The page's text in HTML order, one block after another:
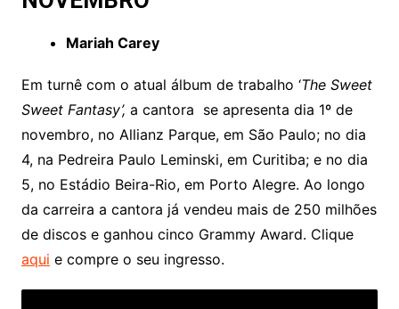
Mariah Carey
Em turnê com o atual álbum de trabalho ‘The Sweet
Sweet Fantasy’, a cantora se apresenta dia 1º de
novembro, no Allianz Parque, em São Paulo; no dia
4, na Pedreira Paulo Leminski, em Curitiba; e no dia
5, no Estádio Beira-Rio, em Porto Alegre. Ao longo
da carreira a cantora já vendeu mais de 250 milhões
de discos e ganhou cinco Grammy Award. Clique
aqui e compre o seu ingresso.